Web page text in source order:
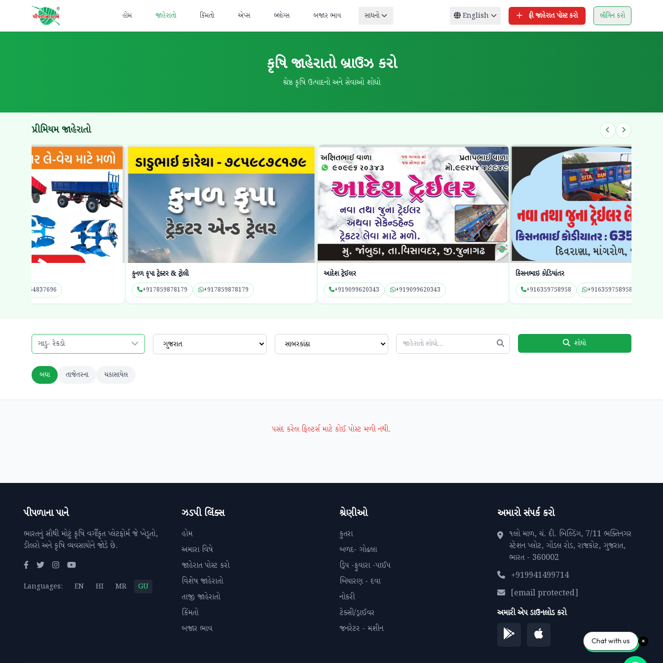
હોમ જાહેરાતો કિંમતો એપ્સ બ્લોગ્સ બજાર ભાવ સાધનો English ફ્રી જાહેરાત પોસ્ટ કરો લૉગિન કરો
કૃષિ જાહેરાતો બ્રાઉઝ કરો
શ્રેષ્ઠ કૃષિ ઉત્પાદનો અને સેવાઓ શોધો
પ્રીમિયમ જાહેરાતો
+917859878179 +917859878179 +919099620343 +919099620343 +916359758958 +916359758958
ગાડુ- રેકડો ગુજરાત સાબરકાંઠા શોધો
બધા તાજેતરના ચકાસાયેલ
પસંદ કરેલ ફિલ્ટર્સ માટે કોઈ પોસ્ટ મળી નથી.
પીપળાના પાને
ભારતનું સૌથી મોટું કૃષિ વર્ગીકૃત પ્લેટફોર્મ જે ખેડૂતો,
ડીલરો અને કૃષિ વ્યવસાયોને જોડે છે.
Languages: EN HI MR GU
ઝડપી લિંક્સ
હોમ
અમારા વિષે
જાહેરાત પોસ્ટ કરો
વિશેષ જાહેરાતો
તાજી જાહેરાતો
કિંમતો
બજાર ભાવ
શ્રેણીઓ
કુતરા
બળદ- ગોઢલા
ડ્રિપ -ફુવારા -પાઈપ
બિયારણ - દવા
નોકરી
ટેક્સી/ડ્રાઈવર
જનરેટર - મશીન
અમારો સંપર્ક કરો
૧લો માળ, ચં. દી. બિલ્ડિંગ, 7/11 ભક્તિનગર
સ્ટેશન પ્લોટ, ગોંડલ રોડ, રાજકોટ, ગુજરાત,
ભારત - 360002
+919941499714
[email protected]
અમારી એપ ડાઉનલોડ કરો
Chat with us